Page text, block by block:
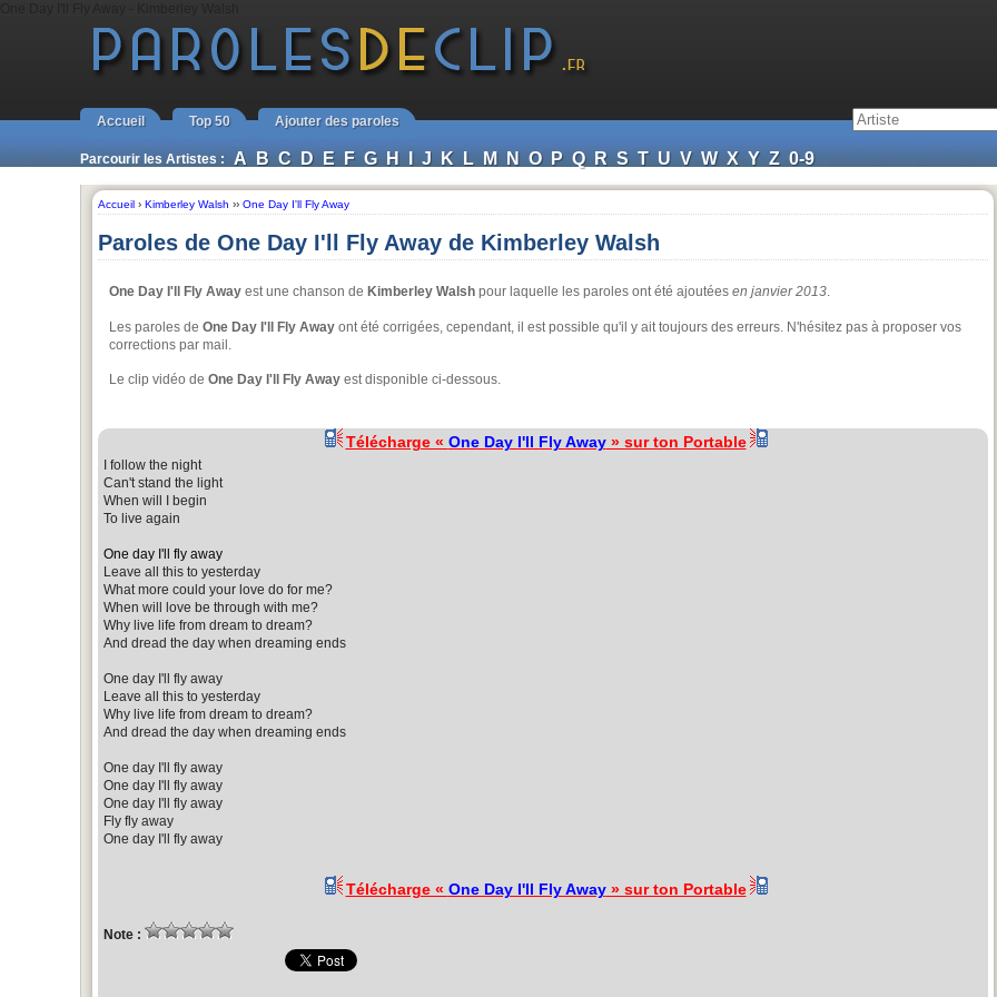
Accueil Top 50 Ajouter des paroles
Parcourir les Artistes : A B C D E F G H I J K L M N O P Q R S T U V W X Y Z 0-9
Accueil › Kimberley Walsh ›› One Day I'll Fly Away
Paroles de One Day I'll Fly Away de Kimberley Walsh
One Day I'll Fly Away est une chanson de Kimberley Walsh pour laquelle les paroles ont été ajoutées en janvier 2013.
Les paroles de One Day I'll Fly Away ont été corrigées, cependant, il est possible qu'il y ait toujours des erreurs. N'hésitez pas à proposer vos
corrections par mail.
Le clip vidéo de One Day I'll Fly Away est disponible ci-dessous.
Télécharge « One Day I'll Fly Away» sur ton Portable
I follow the night
Can't stand the light
When will I begin
To live again
One day I'll fly away
Leave all this to yesterday
What more could your love do for me?
When will love be through with me?
Why live life from dream to dream?
And dread the day when dreaming ends
One day I'll fly away
Leave all this to yesterday
Why live life from dream to dream?
And dread the day when dreaming ends
One day I'll fly away
One day I'll fly away
One day I'll fly away
Fly fly away
One day I'll fly away
Télécharge « One Day I'll Fly Away» sur ton Portable
Note :